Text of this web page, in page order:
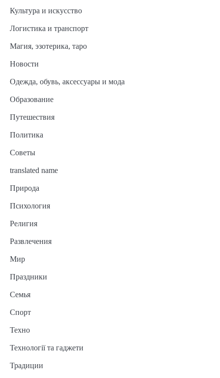
Культура и искусство
Логистика и транспорт
Магия, эзотерика, таро
Новости
Одежда, обувь, аксессуары и мода
Образование
Путешествия
Политика
Советы
translated name
Природа
Психология
Религия
Развлечения
Мир
Праздники
Семья
Спорт
Техно
Технології та гаджети
Традиции